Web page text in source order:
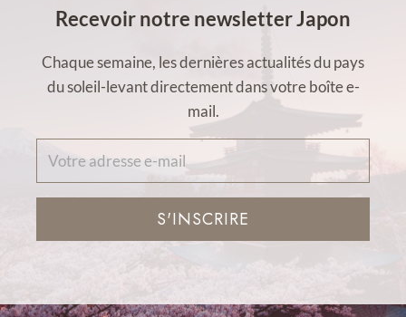
Recevoir notre newsletter Japon
Chaque semaine, les dernières actualités du pays
du soleil-levant directement dans votre boîte e-
mail.
S'INSCRIRE